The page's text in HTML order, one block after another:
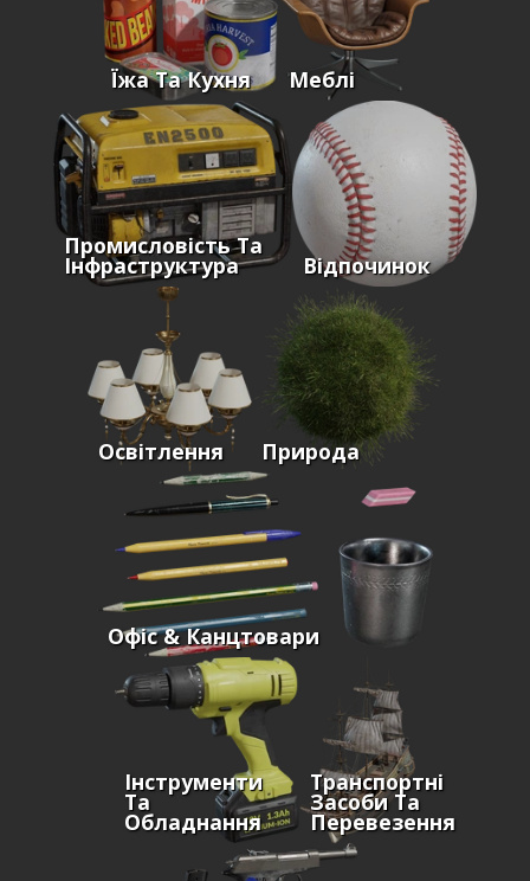
Їжа Та Кухня Меблі
Промисловість Та
Інфраструктура Відпочинок
Освітлення Природа
Офіс & Канцтовари
Інструменти
Та
Обладнання
Транспортні
Засоби Та
Перевезення